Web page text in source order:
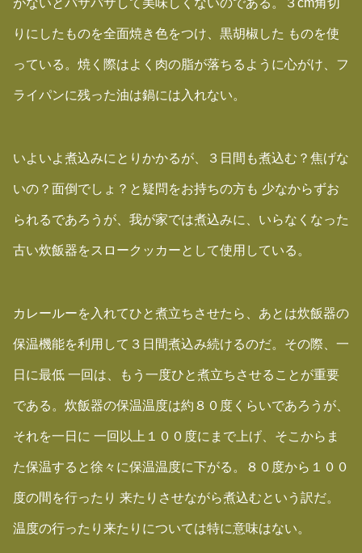
がないとパサパサして美味しくないのである。３cm角切
りにしたものを全面焼き色をつけ、黒胡椒した ものを使
っている。焼く際はよく肉の脂が落ちるように心がけ、フ
ライパンに残った油は鍋には入れない。
いよいよ煮込みにとりかかるが、３日間も煮込む？焦げな
いの？面倒でしょ？と疑問をお持ちの方も 少なからずお
られるであろうが、我が家では煮込みに、いらなくなった
古い炊飯器をスロークッカーとして使用している。
カレールーを入れてひと煮立ちさせたら、あとは炊飯器の
保温機能を利用して３日間煮込み続けるのだ。その際、一
日に最低 一回は、もう一度ひと煮立ちさせることが重要
である。炊飯器の保温温度は約８０度くらいであろうが、
それを一日に 一回以上１００度にまで上げ、そこからま
た保温すると徐々に保温温度に下がる。８０度から１００
度の間を行ったり 来たりさせながら煮込むという訳だ。
温度の行ったり来たりについては特に意味はない。